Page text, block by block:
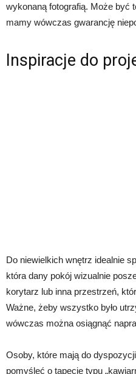
wykonaną fotografią. Może być
mamy wówczas gwarancję
Inspiracje do
Do niewielkich wnętrz idealnie
która dany pokój wizualnie
korytarz lub inna przestrzeń,
Ważne, żeby wszystko było
wówczas można osiągnąć
Osoby, które mają do
pomyśleć o tapecie typu